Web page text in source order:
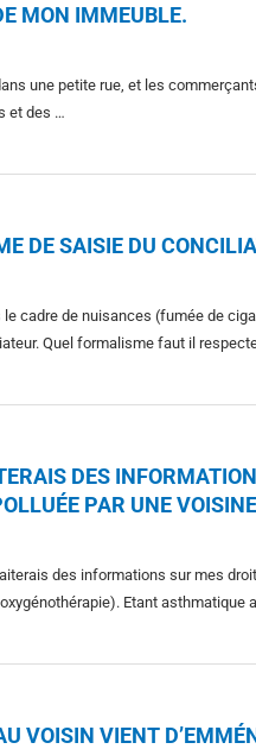
MON IMMEUBLE.
une petite rue, et les
et des …
DE SAISIE DU
le cadre de nuisances (fumée de
Quel formalisme faut il
DES
PAR UNE
des informations sur mes
Etant asthmatique
VOISIN VIENT